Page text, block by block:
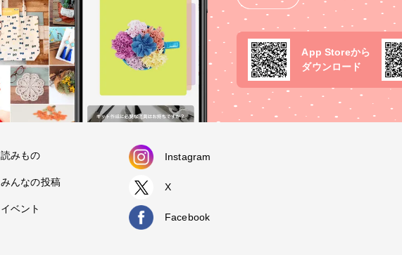
App Storeから
ダウンロード
読みもの
みんなの投稿
イベント
Instagram
X
Facebook